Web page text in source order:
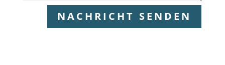
NACHRICHT SENDEN